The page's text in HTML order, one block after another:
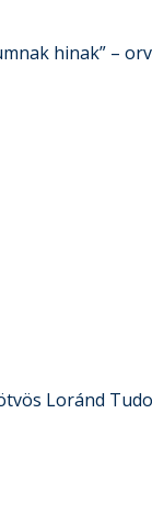
hinak” –
Loránd